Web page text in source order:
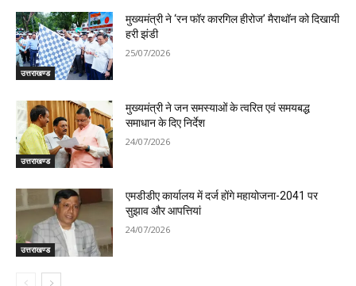
उत्तराखण्ड
मुख्यमंत्री ने ‘रन फॉर कारगिल हीरोज’ मैराथॉन को दिखायी
हरी झंडी
25/07/2026
उत्तराखण्ड
मुख्यमंत्री ने जन समस्याओं के त्वरित एवं समयबद्ध
समाधान के दिए निर्देश
24/07/2026
उत्तराखण्ड
एमडीडीए कार्यालय में दर्ज होंगे महायोजना-2041 पर
सुझाव और आपत्तियां
24/07/2026